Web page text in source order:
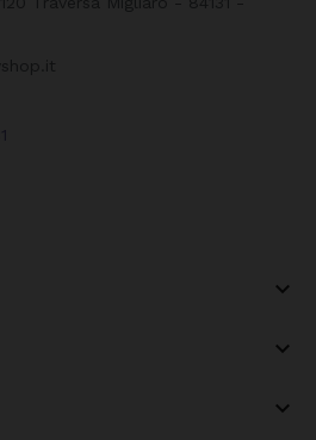


keyboard_arrow_down